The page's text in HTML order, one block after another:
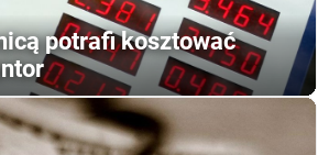
potrafi kosztować